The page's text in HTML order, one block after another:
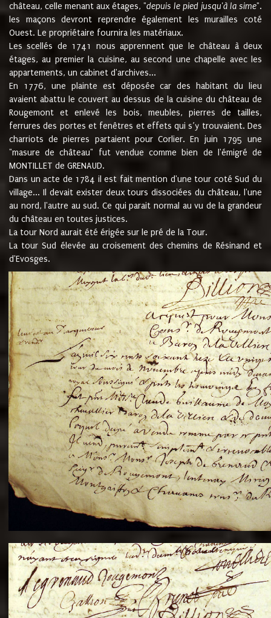
château, celle menant aux étages, "depuis le pied jusqu'à la sime".
les maçons devront reprendre également les murailles coté
Ouest. Le propriétaire fournira les matériaux.
Les scellés de 1741 nous apprennent que le château à deux
étages, au premier la cuisine, au second une chapelle avec les
appartements, un cabinet d'archives...
En 1776, une plainte est déposée car des habitant du lieu
avaient abattu le couvert au dessus de la cuisine du château de
Rougemont et enlevé les bois, meubles, pierres de tailles,
ferrures des portes et fenêtres et effets qui s’y trouvaient. Des
charriots de pierres partaient pour Corlier. En juin 1795 une
"masure de château" fut vendue comme bien de l'émigré de
MONTILLET de GRENAUD.
Dans un acte de 1784 il est fait mention d'une tour coté Sud du
village... Il devait exister deux tours dissociées du château, l'une
au nord, l'autre au sud. Ce qui parait normal au vu de la grandeur
du château en toutes justices.
La tour Nord aurait été érigée sur le pré de la Tour.
La tour Sud élevée au croisement des chemins de Résinand et
d'Evosges.